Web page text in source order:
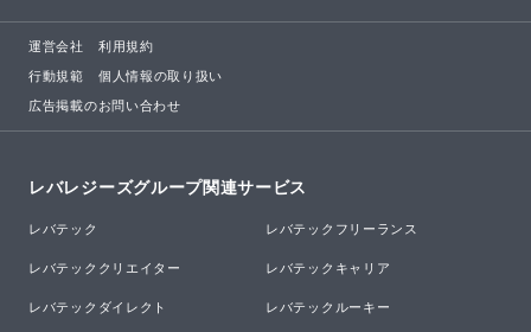
運営会社 利用規約
行動規範 個人情報の取り扱い
広告掲載のお問い合わせ
レバレジーズグループ関連サービス
レバテック レバテックフリーランス
レバテッククリエイター レバテックキャリア
レバテックダイレクト レバテックルーキー